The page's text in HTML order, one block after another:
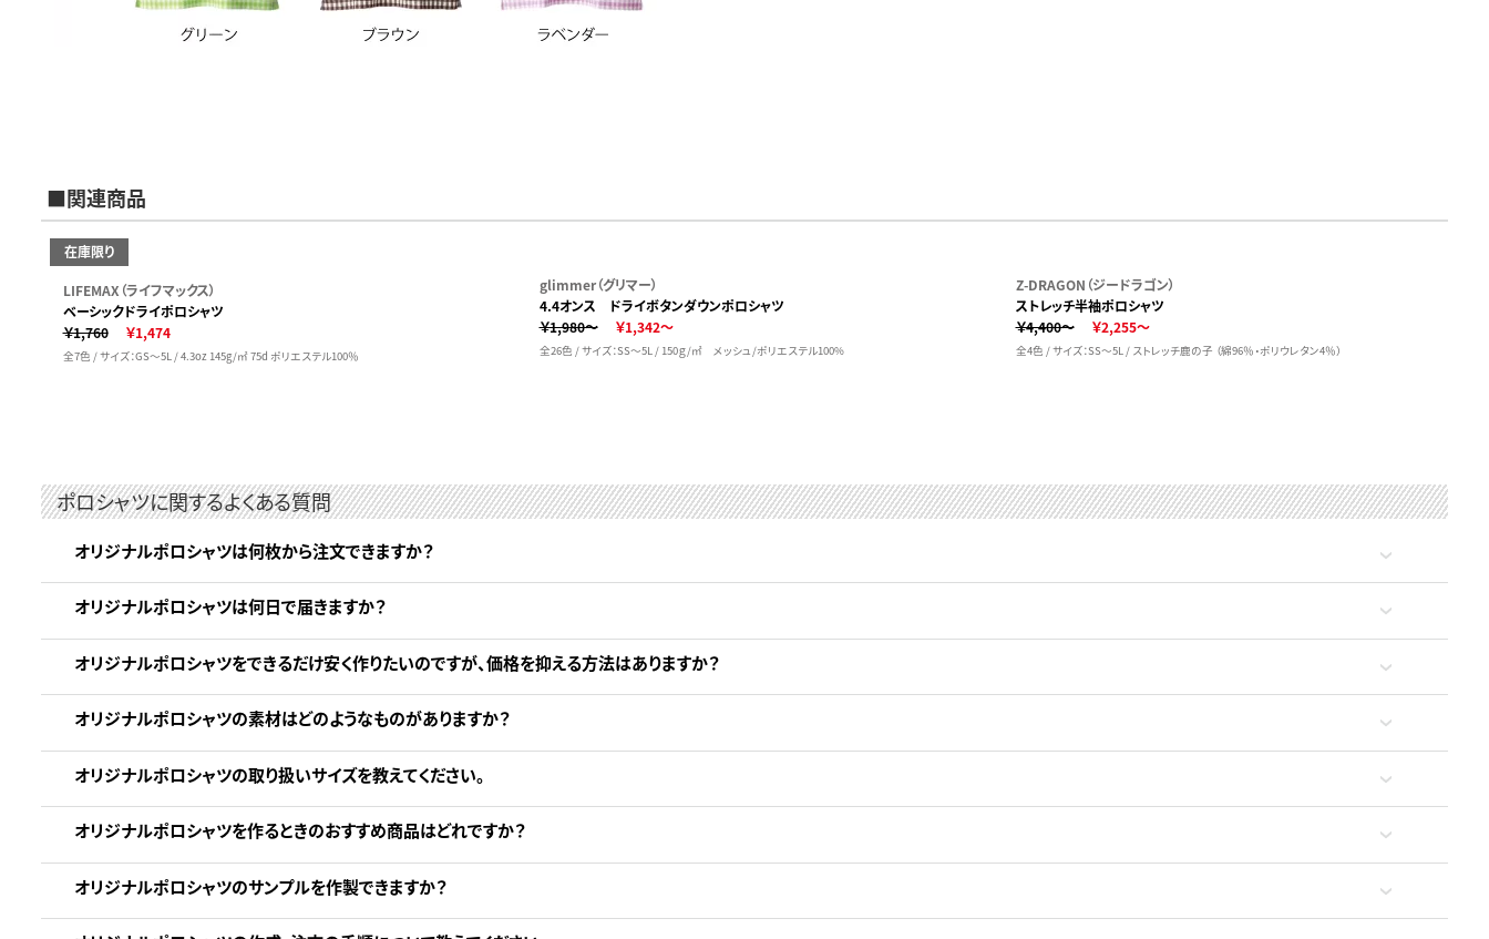
■関連商品
在庫限り
LIFEMAX（ライフマックス）
ベーシックドライポロシャツ
￥1,760
￥1,474
全7色 / サイズ：GS～5L / 4.3oz 145g/㎡ 75d ポリエステル100％
glimmer（グリマー）
4.4オンス ドライボタンダウンポロシャツ
￥1,980～
￥1,342～
全26色 / サイズ：SS～5L / 150ｇ/㎡ メッシュ/ポリエステル100%
Z-DRAGON（ジードラゴン）
ストレッチ半袖ポロシャツ
￥4,400～
￥2,255～
全4色 / サイズ：SS～5L / ストレッチ鹿の子 （綿96％・ポリウレタン4％）
ポロシャツに関するよくある質問
オリジナルポロシャツは何枚から注文できますか？
オリジナルポロシャツは何日で届きますか？
オリジナルポロシャツをできるだけ安く作りたいのですが、価格を抑える方法はありますか？
オリジナルポロシャツの素材はどのようなものがありますか？
オリジナルポロシャツの取り扱いサイズを教えてください。
オリジナルポロシャツを作るときのおすすめ商品はどれですか？
オリジナルポロシャツのサンプルを作製できますか？